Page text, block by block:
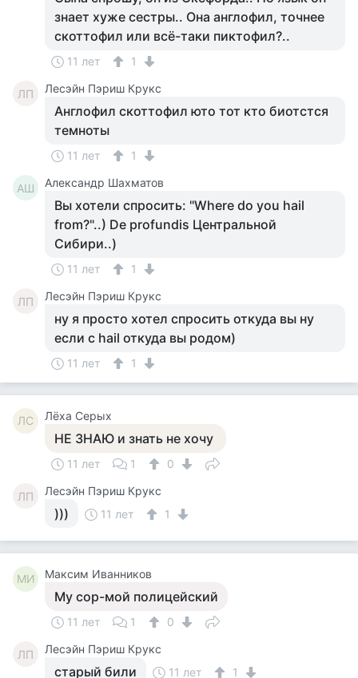
знает хуже сестры.. Она англофил, точнее
скоттофил или всё-таки пиктофил?..
11 лет 1
ЛП Лесэйн Пэриш Крукс
Англофил скоттофил юто тот кто биотстся
темноты
11 лет 1
АШ Александр Шахматов
Вы хотели спросить: "Where do you hail
from?"..) De profundis Центральной
Сибири..)
11 лет 1
ЛП Лесэйн Пэриш Крукс
ну я просто хотел спросить откуда вы ну
если с hail откуда вы родом)
11 лет 1
ЛС Лёха Серых
НЕ ЗНАЮ и знать не хочу
11 лет 1 0
ЛП Лесэйн Пэриш Крукс
))) 11 лет 1
МИ Максим Иванников
Му сор-мой полицейский
11 лет 1 0
ЛП Лесэйн Пэриш Крукс
старый били 11 лет 1